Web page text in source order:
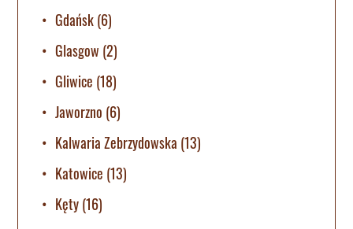
Gdańsk(6)
Glasgow (2)
Gliwice (18)
Jaworzno (6)
Kalwaria Zebrzydowska (13)
Katowice (13)
Kęty(16)